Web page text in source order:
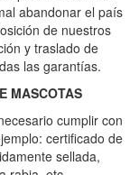
abandonar el país
de nuestros
y traslado de
las garantías.
MASCOTAS
cumplir con
certificado de
sellada,